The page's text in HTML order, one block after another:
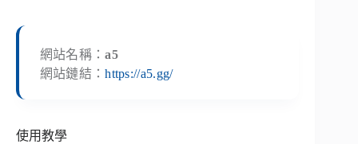
網站名稱：a5
網站鏈結：https://a5.gg/
使用教學